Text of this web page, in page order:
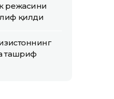
режасини
қилди
ташриф